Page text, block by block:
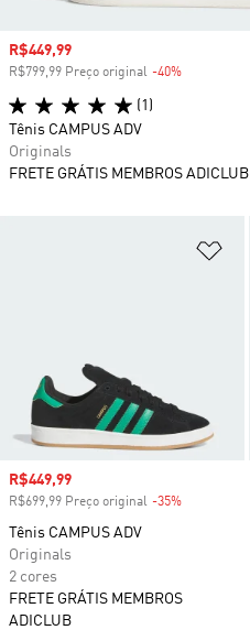
Preço com desconto
R$449,99
R$699,99 Preço original -35%
Tênis CAMPUS ADV
Originals
2 cores
FRETE GRÁTIS MEMBROS
ADICLUB
Preço com desconto
R$449,99
R$799,99 Preço original -40%
(1)
Tênis CAMPUS ADV
Originals
FRETE GRÁTIS MEMBROS ADICLUB